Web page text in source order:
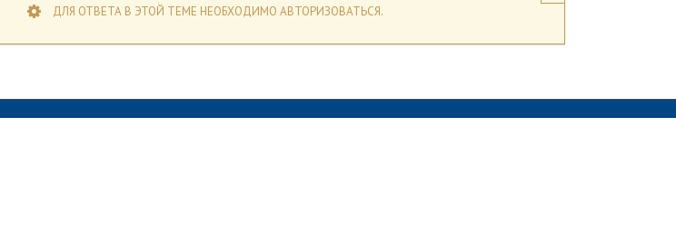
ДЛЯ ОТВЕТА В ЭТОЙ ТЕМЕ НЕОБХОДИМО АВТОРИЗОВАТЬСЯ.